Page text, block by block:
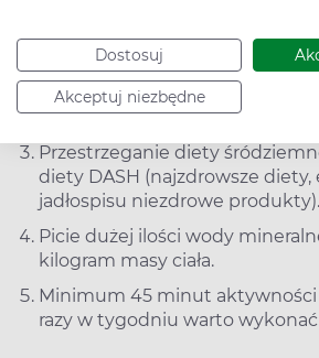
Dostosuj
Akceptuj niezbędne
życia.
Spożywanie 4-5 posiłków
przejadać i najlepiej nie jeść nic
przed snem.
Przestrzeganie diety
diety DASH (najzdrowsze diety,
jadłospisu niezdrowe produkty).
Picie dużej ilości wody
kilogram masy ciała.
Minimum 45 minut aktywności
razy w tygodniu warto